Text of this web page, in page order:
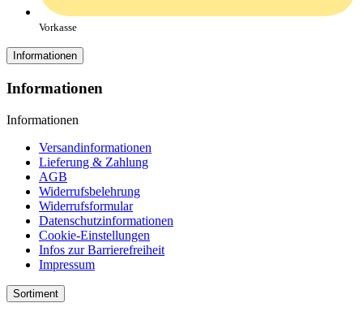
Vorkasse
Informationen
Informationen
Informationen
Versandinformationen
Lieferung & Zahlung
AGB
Widerrufsbelehrung
Widerrufsformular
Datenschutzinformationen
Cookie-Einstellungen
Infos zur Barrierefreiheit
Impressum
Sortiment